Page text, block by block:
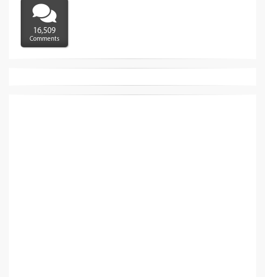
16,509
Comments